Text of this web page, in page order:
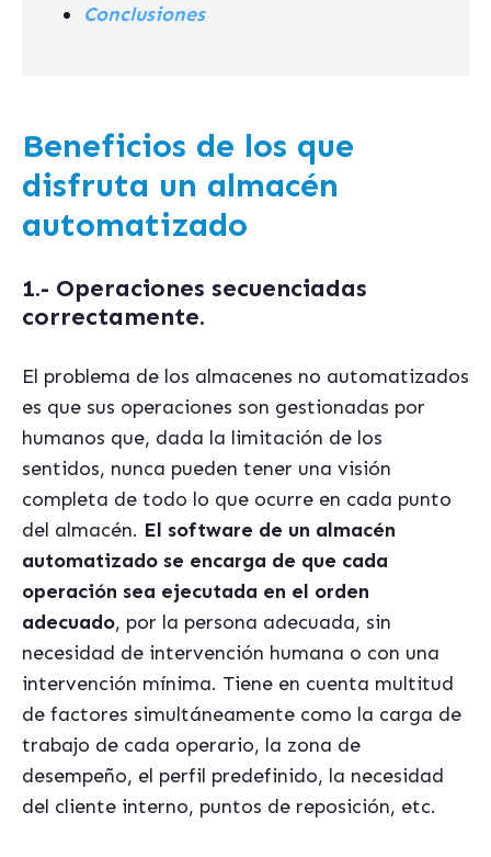
Conclusiones
Beneficios de los que
disfruta un almacén
automatizado
1.- Operaciones secuenciadas
correctamente.
El problema de los almacenes no automatizados
es que sus operaciones son gestionadas por
humanos que, dada la limitación de los
sentidos, nunca pueden tener una visión
completa de todo lo que ocurre en cada punto
del almacén. El software de un almacén
automatizado se encarga de que cada
operación sea ejecutada en el orden
adecuado, por la persona adecuada, sin
necesidad de intervención humana o con una
intervención mínima. Tiene en cuenta multitud
de factores simultáneamente como la carga de
trabajo de cada operario, la zona de
desempeño, el perfil predefinido, la necesidad
del cliente interno, puntos de reposición, etc.